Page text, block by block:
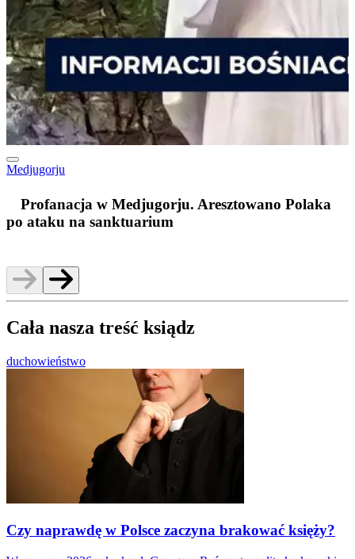
Medjugorju
Profanacja w Medjugorju. Aresztowano Polaka
po ataku na sanktuarium
Cała nasza treść ksiądz
duchowieństwo
Czy naprawdę w Polsce zaczyna brakować księży?